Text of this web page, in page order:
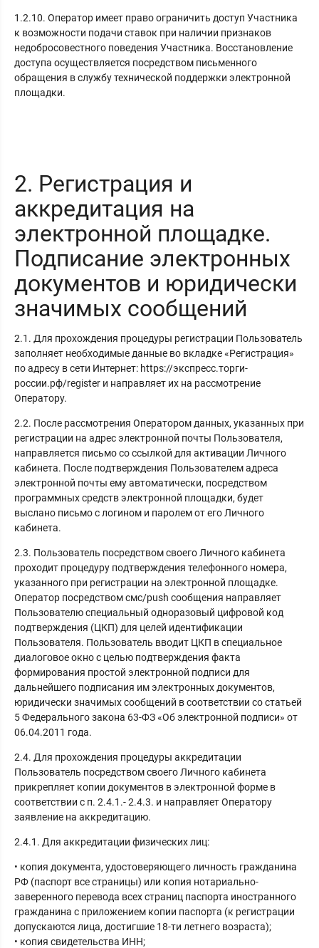
1.2.10. Оператор имеет право ограничить доступ Участника
к возможности подачи ставок при наличии признаков
недобросовестного поведения Участника. Восстановление
доступа осуществляется посредством письменного
обращения в службу технической поддержки электронной
площадки.
2. Регистрация и
аккредитация на
электронной площадке.
Подписание электронных
документов и юридически
значимых сообщений
2.1. Для прохождения процедуры регистрации Пользователь
заполняет необходимые данные во вкладке «Регистрация»
по адресу в сети Интернет: https://экспресс.торги-
россии.рф/register и направляет их на рассмотрение
Оператору.
2.2. После рассмотрения Оператором данных, указанных при
регистрации на адрес электронной почты Пользователя,
направляется письмо со ссылкой для активации Личного
кабинета. После подтверждения Пользователем адреса
электронной почты ему автоматически, посредством
программных средств электронной площадки, будет
выслано письмо с логином и паролем от его Личного
кабинета.
2.3. Пользователь посредством своего Личного кабинета
проходит процедуру подтверждения телефонного номера,
указанного при регистрации на электронной площадке.
Оператор посредством смс/push сообщения направляет
Пользователю специальный одноразовый цифровой код
подтверждения (ЦКП) для целей идентификации
Пользователя. Пользователь вводит ЦКП в специальное
диалоговое окно с целью подтверждения факта
формирования простой электронной подписи для
дальнейшего подписания им электронных документов,
юридически значимых сообщений в соответствии со статьей
5 Федерального закона 63-ФЗ «Об электронной подписи» от
06.04.2011 года.
2.4. Для прохождения процедуры аккредитации
Пользователь посредством своего Личного кабинета
прикрепляет копии документов в электронной форме в
соответствии с п. 2.4.1.- 2.4.3. и направляет Оператору
заявление на аккредитацию.
2.4.1. Для аккредитации физических лиц:
• копия документа, удостоверяющего личность гражданина
РФ (паспорт все страницы) или копия нотариально-
заверенного перевода всех страниц паспорта иностранного
гражданина с приложением копии паспорта (к регистрации
допускаются лица, достигшие 18-ти летнего возраста);
• копия свидетельства ИНН;